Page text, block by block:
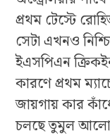
প্রথম টেস্টে
সেটা এখনও
ইএসপিএন
কারণে প্রথম
জায়গায় কার
চলছে তুমুল